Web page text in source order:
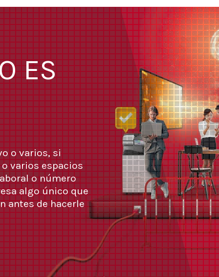
ES
o varios, si
varios espacios
o número
algo único que
antes de hacerle